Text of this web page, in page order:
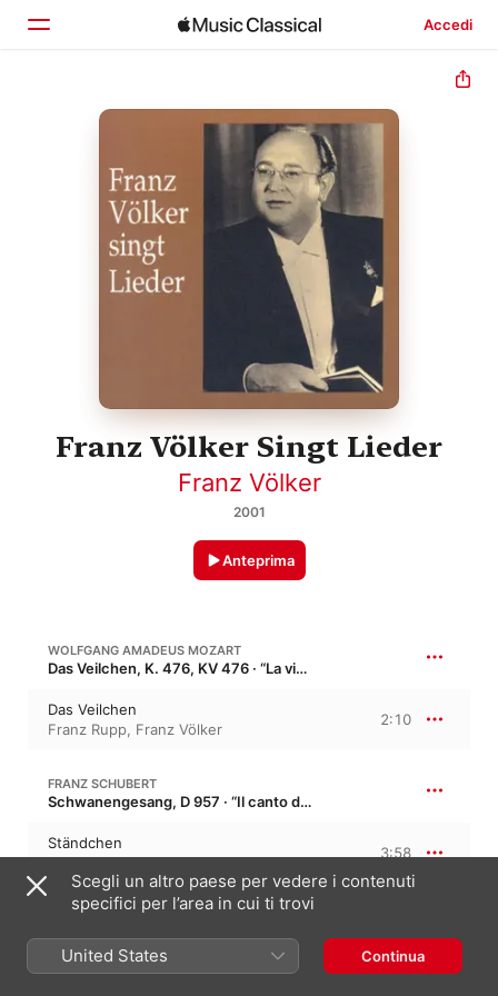
Accedi
Home
Cerca
Franz Völker Singt Lieder
Franz Völker
2001
Anteprima
WOLFGANG AMADEUS MOZART
Das Veilchen, K. 476, KV 476 · “La violetta”
Das Veilchen
Franz Rupp, Franz Völker
2:10
FRANZ SCHUBERT
Schwanengesang, D 957 · “Il canto del cigno”
Ständchen
Johannes Heidenreich,Franz Völker
3:58
FRANZ SCHUBERT
Du Bist Die Ruh´
Scegli un altro paese per vedere i contenuti
specifici per l’area in cui ti trovi
United States Continua